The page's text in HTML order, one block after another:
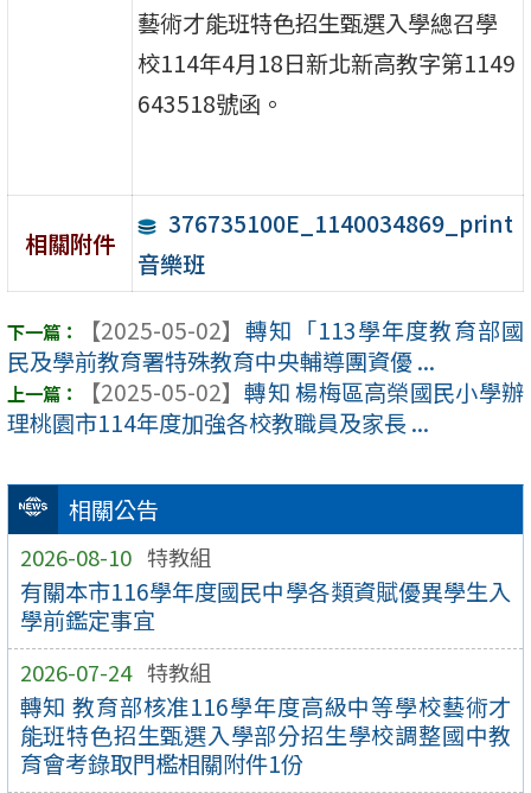
相關公告
2026-08-10 特教組
有關本市116學年度國民中學各類資賦優異學生入
學前鑑定事宜
2026-07-24 特教組
轉知 教育部核准116學年度高級中等學校藝術才
能班特色招生甄選入學部分招生學校調整國中教
育會考錄取門檻相關附件1份
藝術才能班特色招生甄選入學總召學
校114年4月18日新北新高教字第1149
643518號函。
相關附件
376735100E_1140034869_print
音樂班
【2025-05-02】 轉知「113學年度教育部國
民及學前教育署特殊教育中央輔導團資優 ...
【2025-05-02】 轉知 楊梅區高榮國民小學辦
理桃園市114年度加強各校教職員及家長 ...